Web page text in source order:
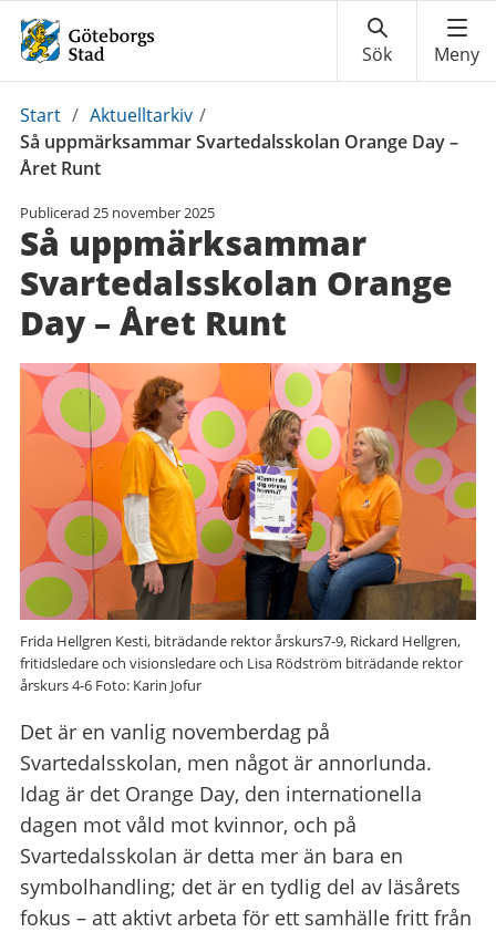
Du
är
här:
Start / Aktuelltarkiv /
Så uppmärksammar Svartedalsskolan Orange Day –
Året Runt
Publicerad 25 november 2025
Så uppmärksammar
Svartedalsskolan Orange
Day – Året Runt
Frida Hellgren Kesti, biträdande rektor årskurs7-9, Rickard Hellgren,
fritidsledare och visionsledare och Lisa Rödström biträdande rektor
årskurs 4-6 Foto: Karin Jofur
Det är en vanlig novemberdag på
Svartedalsskolan, men något är annorlunda.
Idag är det Orange Day, den internationella
dagen mot våld mot kvinnor, och på
Svartedalsskolan är detta mer än bara en
symbolhandling; det är en tydlig del av läsårets
fokus – att aktivt arbeta för ett samhälle fritt från